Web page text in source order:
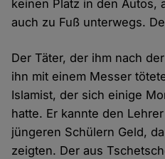
keinen Platz in den Autos,
auch zu Fuß unterwegs.
Der Täter, der ihm nach
ihn mit einem Messer
Islamist, der sich einige
hatte. Er kannte den
jüngeren Schülern Geld,
zeigten. Der aus